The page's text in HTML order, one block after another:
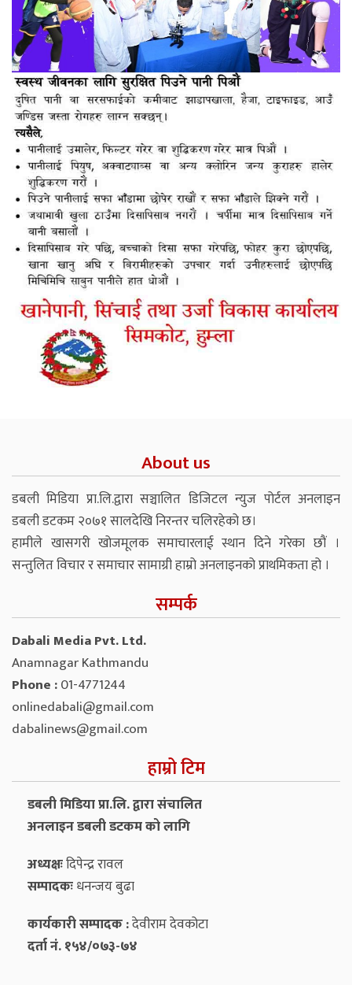
About us
डबली मिडिया प्रा.लि.द्वारा सञ्चालित डिजिटल न्युज पोर्टल अनलाइन
डबली डटकम २०७१ सालदेखि निरन्तर चलिरहेको छ।
हामीले खासगरी खोजमूलक समाचारलाई स्थान दिने गरेका छौं ।
सन्तुलित विचार र समाचार सामाग्री हाम्रो अनलाइनको प्राथमिकता हो ।
सम्पर्क
Dabali Media Pvt. Ltd.
Anamnagar Kathmandu
Phone :01-4771244
onlinedabali@gmail.com
dabalinews@gmail.com
हाम्रो टिम
डबली मिडिया प्रा.लि. द्वारा संचालित
अनलाइन डबली डटकम को लागि
अध्यक्षःदिपेन्द्र रावल
सम्पादकःधनन्‍जय बुढा
कार्यकारी सम्पादक :देवीराम देवकोटा
दर्ता नं. १५४/०७३-७४